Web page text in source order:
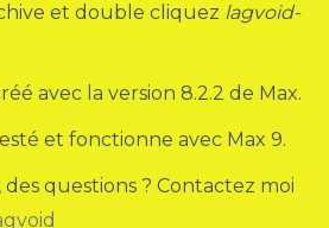
et double cliquez lagvoid-
avec la version 8.2.2 de Max.
et fonctionne avec Max 9.
questions ? Contactez moi